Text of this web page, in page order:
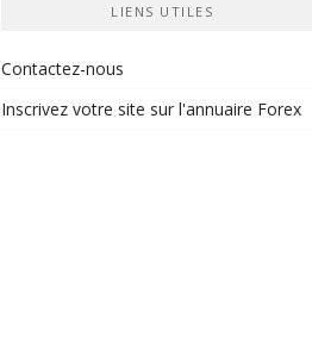
LIENS UTILES
Contactez-nous
Inscrivez votre site sur l'annuaire Forex